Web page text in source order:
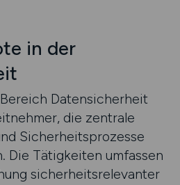
in der
Datensicherheit
die zentrale
Sicherheitsprozesse
Die Tätigkeiten umfassen
sicherheitsrelevanter